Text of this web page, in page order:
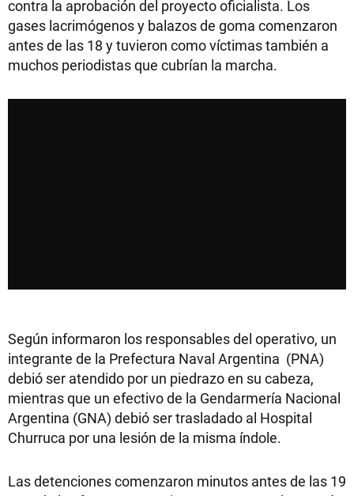
contra la aprobación del proyecto oficialista. Los
gases lacrimógenos y balazos de goma comenzaron
antes de las 18 y tuvieron como víctimas también a
muchos periodistas que cubrían la marcha.
Según informaron los responsables del operativo, un
integrante de la Prefectura Naval Argentina (PNA)
debió ser atendido por un piedrazo en su cabeza,
mientras que un efectivo de la Gendarmería Nacional
Argentina (GNA) debió ser trasladado al Hospital
Churruca por una lesión de la misma índole.
Las detenciones comenzaron minutos antes de las 19